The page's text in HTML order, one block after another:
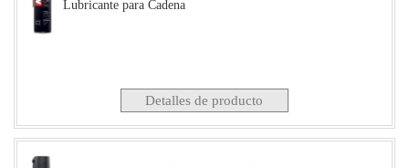
Lubricante para Cadena
Detalles de producto